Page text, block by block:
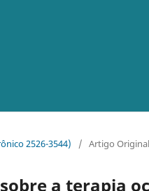
2526-3544) / Artigo Original
a terapia